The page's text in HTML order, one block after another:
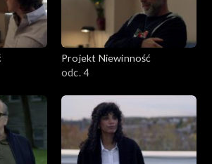
Projekt Niewinność
odc. 4